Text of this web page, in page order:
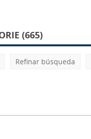
(665)
Refinar búsqueda